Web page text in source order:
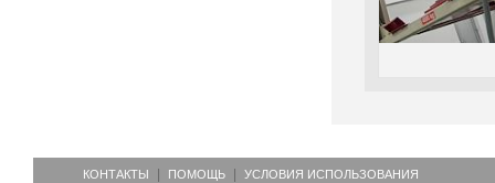
КОНТАКТЫ ПОМОЩЬ УСЛОВИЯ ИСПОЛЬЗОВАНИЯ